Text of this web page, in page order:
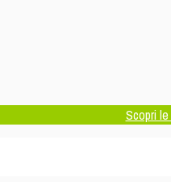
Scopri